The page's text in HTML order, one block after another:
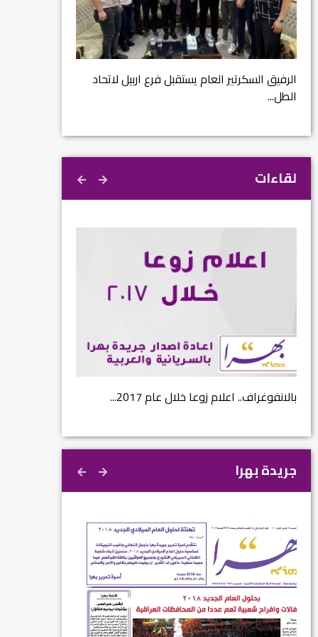
الرفيق السكرتير العام يستقبل فرع اربيل لاتحاد
الطل...
لقاءات
بالانفوغراف.. اعلام زوعا خلال عام 2017...
جريدة بهرا